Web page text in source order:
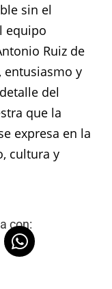
sin el
equipo
Ruiz de
entusiasmo y
del
que la
expresa en la
cultura y
con: